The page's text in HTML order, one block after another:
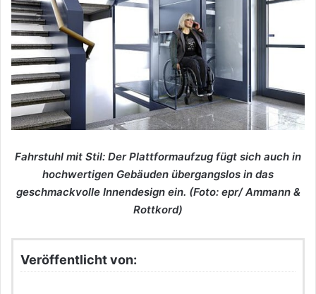
Fahrstuhl mit Stil: Der Plattformaufzug fügt sich auch in
hochwertigen Gebäuden übergangslos in das
geschmackvolle Innendesign ein. (Foto: epr/ Ammann &
Rottkord)
Veröffentlicht von: